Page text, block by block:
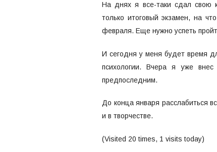
На днях я все-таки сдал свою
только итоговый экзамен, на
февраля. Еще нужно успеть
И сегодня у меня будет время
психологии. Вчера я уже
предпоследним.
До конца января расслабиться
и в творчестве.
(Visited 20 times, 1 visits today)